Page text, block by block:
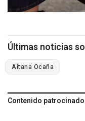
Últimas noticias
Aitana Ocaña
Contenido patrocinado